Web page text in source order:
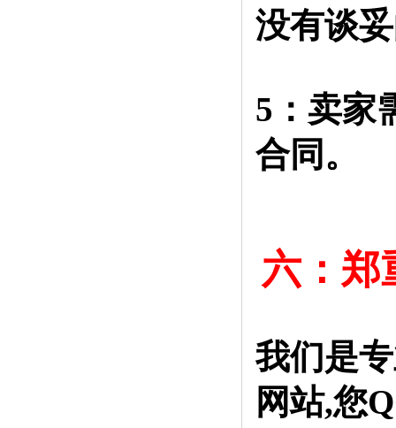
没有谈
5：卖家
合同。
六：郑
我们是
网站,您